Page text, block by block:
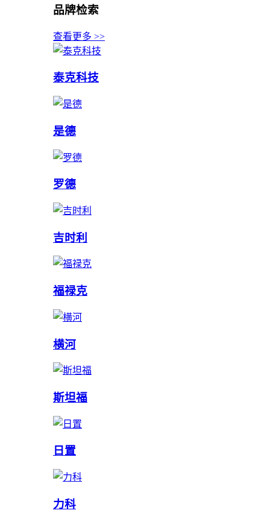
品牌检索
查看更多 >>
泰克科技
是德
罗德
吉时利
福禄克
横河
斯坦福
日置
力科